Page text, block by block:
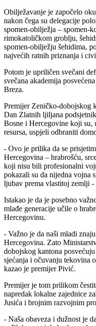
Obilježavanje je započelo
nakon čega su delegacije
spomen-obilježja – spomen-
rimokatoličkom groblju,
spomen-obilježju šehidima,
najvećih ratnih priznanja i
Potom je upriličen svečani
svečana akademija
Breza.
Premijer Zeničko-dobojskog
Dan Zlatnih ljiljana
Bosne i Hercegovine koji su,
resursa, uspjeli odbraniti
- Ovo je prilika da se
Hercegovina – hrabrošću,
koji nisu bili profesionalni
pokazali su da nijedna vojna
ljubav prema vlastitoj zemlji
Istakao je da je posebno
mlađe generacije učile o
Hercegovinu.
- Važno je da naši mladi
Hercegovina. Zato
dobojskog kantona
sjećanja i očuvanju tekovina
kazao je premijer Pivić.
Premijer je tom prilikom
napredak lokalne zajednice
Jusića i brojnim razvojnim
- Naša obaveza i dužnost je